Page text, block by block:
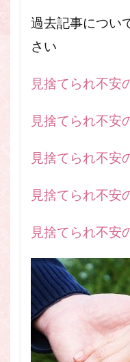
過去記事につい
さい
見捨てられ不安
見捨てられ不安
見捨てられ不安
見捨てられ不安
見捨てられ不安
カウンセラー、占いカ
スピリチュアル講座
願いごと